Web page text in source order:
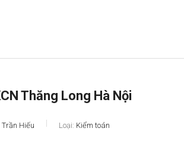
Thăng Long Hà Nội
Trần Hiếu Loại: Kiểm toán